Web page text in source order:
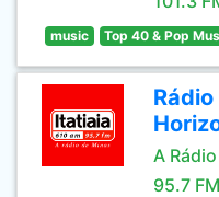
music Top 40 & Pop
A
95.7 FM